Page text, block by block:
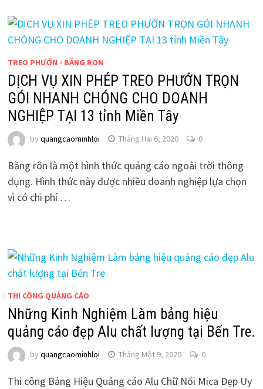
TREO PHƯỚN - BĂNG RON
DỊCH VỤ XIN PHÉP TREO PHƯỚN TRỌN
GÓI NHANH CHÓNG CHO DOANH
NGHIỆP TẠI 13 tỉnh Miền Tây
by quangcaominhloi Tháng Hai 6, 2020 0
Băng rôn là một hình thức quảng cáo ngoài trời thông
dụng. Hình thức này được nhiều doanh nghiệp lựa chọn
vì có chi phí …
THI CÔNG QUẢNG CÁO
Những Kinh Nghiệm Làm bảng hiệu
quảng cáo đẹp Alu chất lượng tại Bến Tre.
by quangcaominhloi Tháng Một 9, 2020 0
Thi công Bảng Hiệu Quảng cáo Alu Chữ Nổi Mica Đẹp Uy